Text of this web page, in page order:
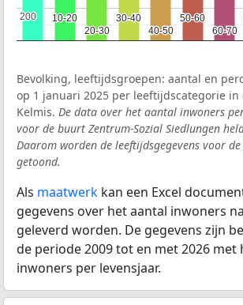
10-20
10-20
20-30
20-30
30-40
30-40
40-50
40-50
50-60
50-60
60-70
60-70
200
200
Bevolking, leeftijdsgroepen: aantal en
op 1 januari 2025 per leeftijdscategorie in
Kelmis. De data over het aantal inwoners
voor de buurt Zentrum-Sozial Siedlungen
Daarom worden de leeftijdsgegevens voor de
getoond.
Als maatwerk kan een Excel
gegevens over het aantal inwoners
geleverd worden. De gegevens zijn
de periode 2009 tot en met 2026 met
inwoners per levensjaar.